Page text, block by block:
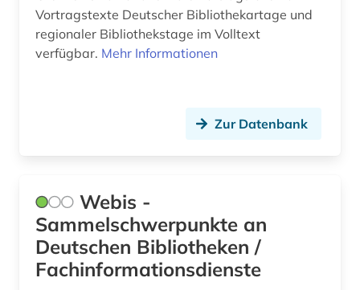
sammlung (1)
sankt walburg (1)
skandinavien (1)
spiritualität (1)
statistik (1)
Vortragstexte Deutscher Bibliothekartage und
regionaler Bibliothekstage im Volltext
verfügbar. Mehr Informationen
Zur Datenbank
Webis -
Sammelschwerpunkte an
Deutschen Bibliotheken /
Fachinformationsdienste